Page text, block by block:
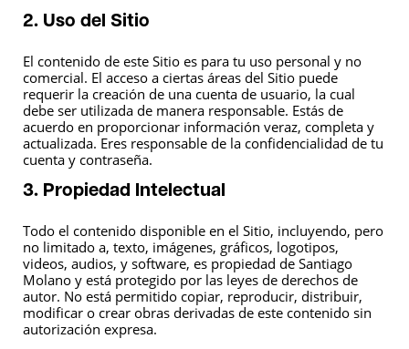
2. Uso del Sitio
El contenido de este Sitio es para tu uso personal y no
comercial. El acceso a ciertas áreas del Sitio puede
requerir la creación de una cuenta de usuario, la cual
debe ser utilizada de manera responsable. Estás de
acuerdo en proporcionar información veraz, completa y
actualizada. Eres responsable de la confidencialidad de tu
cuenta y contraseña.
3. Propiedad Intelectual
Todo el contenido disponible en el Sitio, incluyendo, pero
no limitado a, texto, imágenes, gráficos, logotipos,
videos, audios, y software, es propiedad de Santiago
Molano y está protegido por las leyes de derechos de
autor. No está permitido copiar, reproducir, distribuir,
modificar o crear obras derivadas de este contenido sin
autorización expresa.